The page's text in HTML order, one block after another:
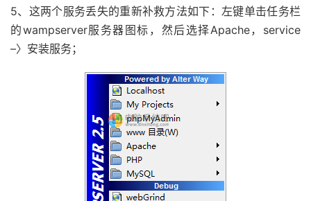
5、这两个服务丢失的重新补救方法如下：左键单击任务栏
的wampserver服务器图标，然后选择Apache，service
–〉安装服务；